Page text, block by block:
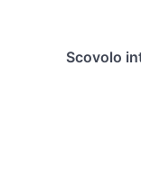
Scovolo